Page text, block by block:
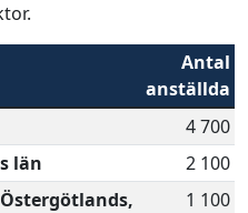
Antal
anställda
4 700
län
2 100
1 100